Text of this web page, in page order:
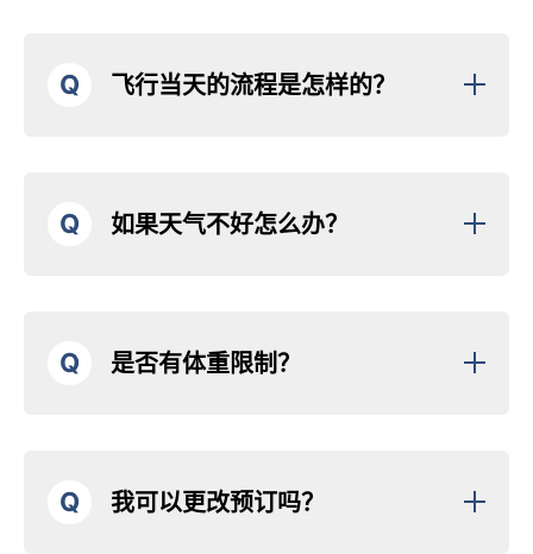
Q 飞行当天的流程是怎样的？
Q 如果天气不好怎么办？
Q 是否有体重限制？
Q 我可以更改预订吗？